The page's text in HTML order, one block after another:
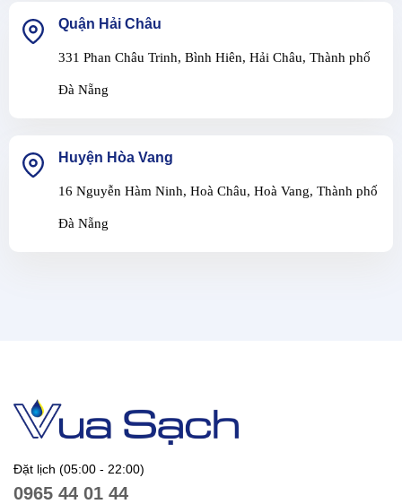
Quận Hải Châu
331 Phan Châu Trinh, Bình Hiên, Hải Châu, Thành phố
Đà Nẵng
Huyện Hòa Vang
16 Nguyễn Hàm Ninh, Hoà Châu, Hoà Vang, Thành phố
Đà Nẵng
Đặt lịch (05:00 - 22:00)
0965 44 01 44